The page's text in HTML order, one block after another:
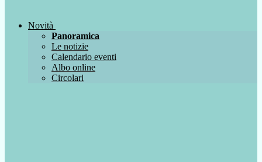
Novità
Panoramica
Le notizie
Calendario eventi
Albo online
Circolari